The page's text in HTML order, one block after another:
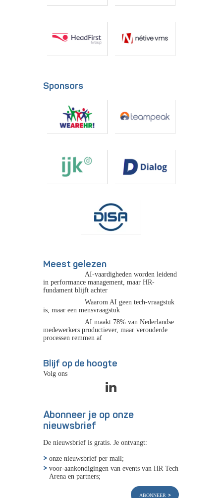
Sponsors
Meest gelezen
AI-vaardigheden worden leidend
in performance management, maar HR-
fundament blijft achter
Waarom AI geen tech-vraagstuk
is, maar een mensvraagstuk
AI maakt 78% van Nederlandse
medewerkers productiever, maar verouderde
processen remmen af
Blijf op de hoogte
Volg ons
Abonneer je op onze
nieuwsbrief
De nieuwsbrief is gratis. Je ontvangt:
onze nieuwsbrief per mail;
voor-aankondigingen van events van HR Tech
Arena en partners;
abonneer